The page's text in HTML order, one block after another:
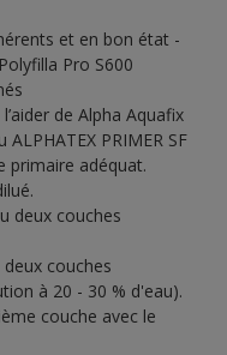
et en bon état -
Pro S600
de Alpha Aquafix
PRIMER SF
primaire adéquat.
deux couches
couches
à 20 - 30 % d'eau).
couche avec le